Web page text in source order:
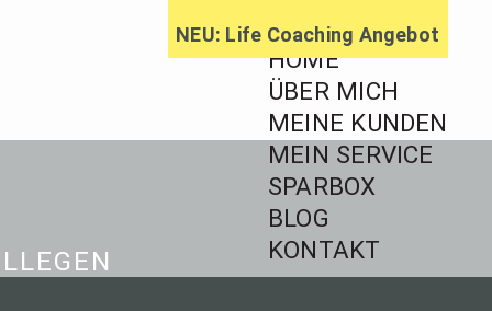
NEU: Life Coaching Angebot
HOME
ÜBER MICH
MEINE KUNDEN
MEIN SERVICE
SPARBOX
BLOG
KONTAKT